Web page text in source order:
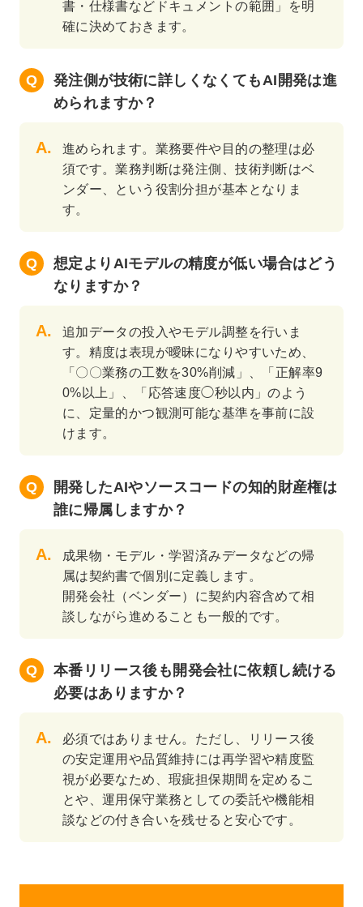
書・仕様書などドキュメントの範囲」を明
確に決めておきます。
発注側が技術に詳しくなくてもAI開発は進
められますか？
進められます。業務要件や目的の整理は必
須です。業務判断は発注側、技術判断はベ
ンダー、という役割分担が基本となりま
す。
想定よりAIモデルの精度が低い場合はどう
なりますか？
追加データの投入やモデル調整を行いま
す。精度は表現が曖昧になりやすいため、
「〇〇業務の工数を30%削減」、「正解率9
0%以上」、「応答速度◯秒以内」のよう
に、定量的かつ観測可能な基準を事前に設
けます。
開発したAIやソースコードの知的財産権は
誰に帰属しますか？
成果物・モデル・学習済みデータなどの帰
属は契約書で個別に定義します。
開発会社（ベンダー）に契約内容含めて相
談しながら進めることも一般的です。
本番リリース後も開発会社に依頼し続ける
必要はありますか？
必須ではありません。ただし、リリース後
の安定運用や品質維持には再学習や精度監
視が必要なため、瑕疵担保期間を定めるこ
とや、運用保守業務としての委託や機能相
談などの付き合いを残せると安心です。